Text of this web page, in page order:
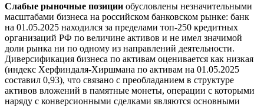
Слабые рыночные позиции обусловлены незначительными
масштабами бизнеса на российском банковском рынке: банк
на 01.05.2025 находился за пределами топ-250 кредитных
организаций РФ по величине активов и не имел значимой
доли рынка ни по одному из направлений деятельности.
Диверсификация бизнеса по активам оценивается как низкая
(индекс Херфиндаля-Хиршмана по активам на 01.05.2025
составил 0,93), что связано с преобладанием в структуре
активов вложений в памятные монеты, операции с которыми
наряду с конверсионными сделками являются основными